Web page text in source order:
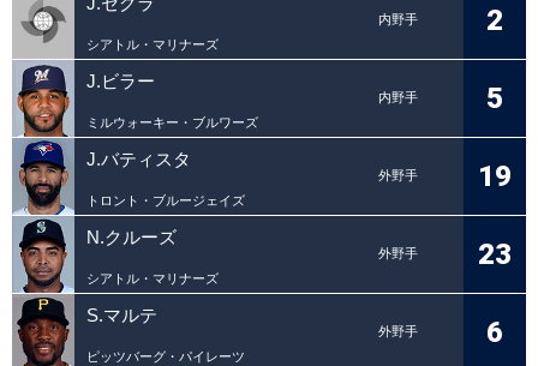
内野手
シアトル・マリナーズ
2
J.ビラー
内野手
ミルウォーキー・ブルワーズ
5
J.バティスタ
外野手
トロント・ブルージェイズ
19
N.クルーズ
外野手
シアトル・マリナーズ
23
S.マルテ
外野手
ピッツバーグ・パイレーツ
6